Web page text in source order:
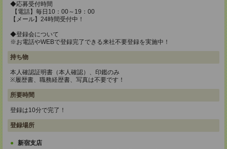
◆応募受付時間
【電話】毎日10：00～19：00
【メール】24時間受付中！
◆登録会について
※お電話やWEBで登録完了できる来社不要登録を実施中！
持ち物
本人確認証明書（本人確認）、印鑑のみ
※履歴書、職務経歴書、写真は不要です！
所要時間
登録は10分で完了！
登録場所
新宿支店